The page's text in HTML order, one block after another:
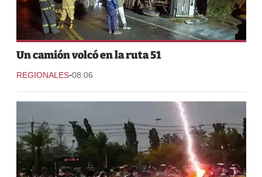
Un camión volcó en la ruta 51
REGIONALES-08:06